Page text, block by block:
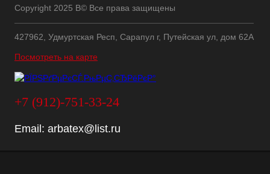
Copyright 2025 В© Все права защищены
427962, Удмуртская Респ, Сарапул г, Путейская ул, дом 62А
Посмотреть на карте
+7 (912)-751-33-24
Email: arbatex@list.ru